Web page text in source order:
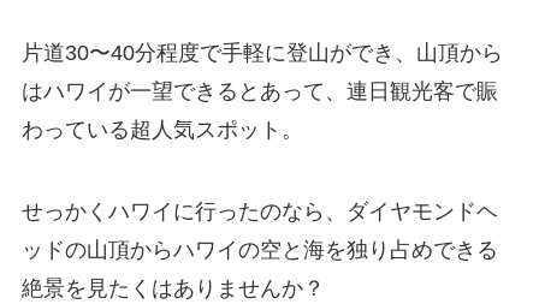
片道30〜40分程度で手軽に登山ができ、山頂から
はハワイが一望できるとあって、連日観光客で賑
わっている超人気スポット。
せっかくハワイに行ったのなら、ダイヤモンドヘ
ッドの山頂からハワイの空と海を独り占めできる
絶景を見たくはありませんか？